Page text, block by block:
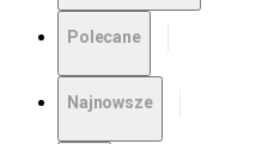
Polecane
Najnowsze